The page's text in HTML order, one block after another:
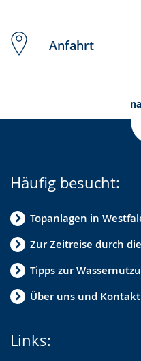
Anfahrt
Häufig besucht:
Topanlagen in
Zur Zeitreise durch
Tipps zur
Über uns und Kontakt
Links: